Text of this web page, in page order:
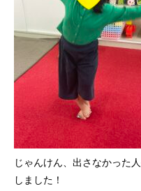
じゃんけん、出さなかった
しました！